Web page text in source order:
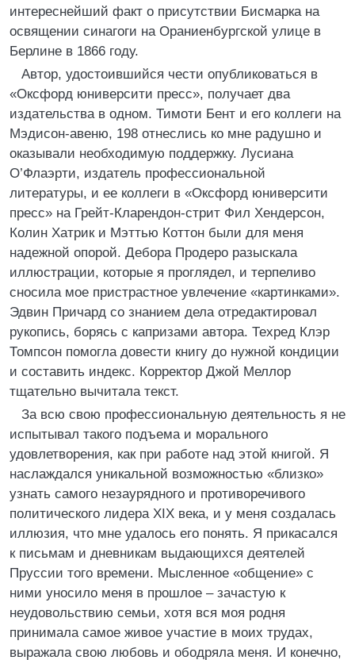
интереснейший факт о присутствии Бисмарка на
освящении синагоги на Ораниенбургской улице в
Берлине в 1866 году.
Автор, удостоившийся чести опубликоваться в
«Оксфорд юниверсити пресс», получает два
издательства в одном. Тимоти Бент и его коллеги на
Мэдисон-авеню, 198 отнеслись ко мне радушно и
оказывали необходимую поддержку. Лусиана
О’Флаэрти, издатель профессиональной
литературы, и ее коллеги в «Оксфорд юниверсити
пресс» на Грейт-Кларендон-стрит Фил Хендерсон,
Колин Хатрик и Мэттью Коттон были для меня
надежной опорой. Дебора Продеро разыскала
иллюстрации, которые я проглядел, и терпеливо
сносила мое пристрастное увлечение «картинками».
Эдвин Причард со знанием дела отредактировал
рукопись, борясь с капризами автора. Техред Клэр
Томпсон помогла довести книгу до нужной кондиции
и составить индекс. Корректор Джой Меллор
тщательно вычитала текст.
За всю свою профессиональную деятельность я не
испытывал такого подъема и морального
удовлетворения, как при работе над этой книгой. Я
наслаждался уникальной возможностью «близко»
узнать самого незаурядного и противоречивого
политического лидера XIX века, и у меня создалась
иллюзия, что мне удалось его понять. Я прикасался
к письмам и дневникам выдающихся деятелей
Пруссии того времени. Мысленное «общение» с
ними уносило меня в прошлое – зачастую к
неудовольствию семьи, хотя вся моя родня
принимала самое живое участие в моих трудах,
выражала свою любовь и ободряла меня. И конечно,